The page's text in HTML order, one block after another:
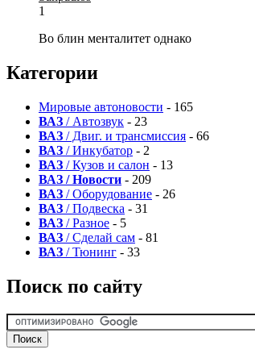
1
Во блин менталитет однако
Категории
Мировые автоновости - 165
ВАЗ / Автозвук - 23
ВАЗ / Двиг. и трансмиссия - 66
ВАЗ / Инкубатор - 2
ВАЗ / Кузов и салон - 13
ВАЗ / Новости - 209
ВАЗ / Оборудование - 26
ВАЗ / Подвеска - 31
ВАЗ / Разное - 5
ВАЗ / Сделай сам - 81
ВАЗ / Тюнинг - 33
Поиск по сайту